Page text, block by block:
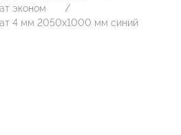
эконом
4 мм 2050x1000 мм синий